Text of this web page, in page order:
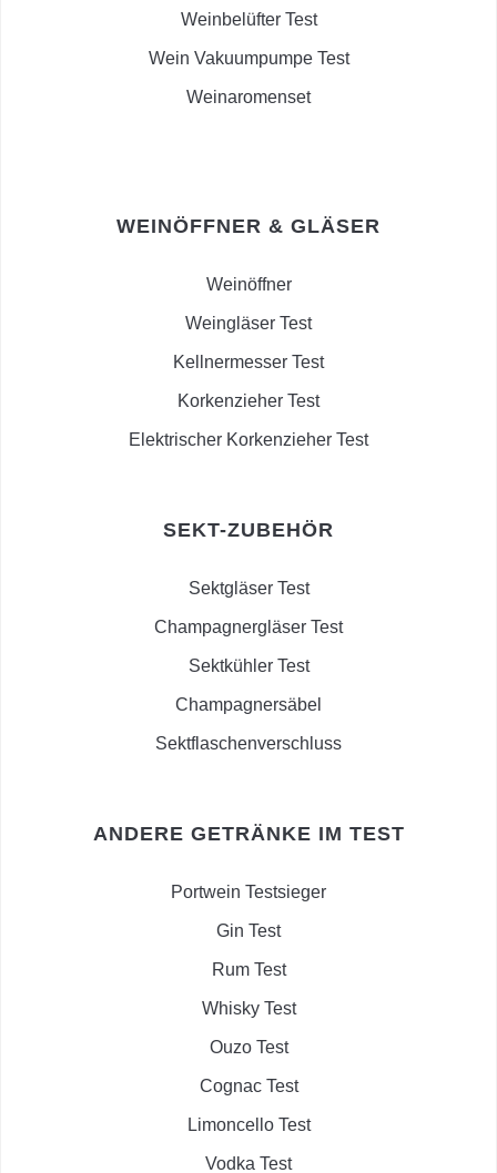
Weinbelüfter Test
Wein Vakuumpumpe Test
Weinaromenset
WEINÖFFNER & GLÄSER
Weinöffner
Weingläser Test
Kellnermesser Test
Korkenzieher Test
Elektrischer Korkenzieher Test
SEKT-ZUBEHÖR
Sektgläser Test
Champagnergläser Test
Sektkühler Test
Champagnersäbel
Sektflaschenverschluss
ANDERE GETRÄNKE IM TEST
Portwein Testsieger
Gin Test
Rum Test
Whisky Test
Ouzo Test
Cognac Test
Limoncello Test
Vodka Test